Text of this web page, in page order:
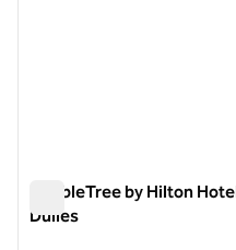
DoubleTree by Hilton
Dulles